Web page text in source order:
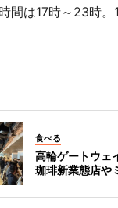
間は17時～23時。
食べる
高輪ゲートウェ
珈琲新業態店や